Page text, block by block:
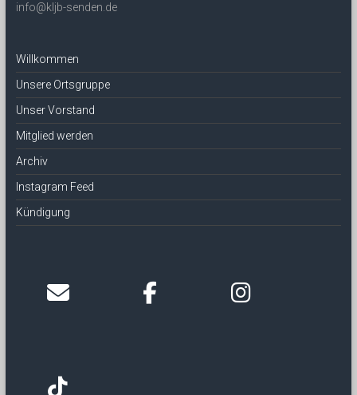
info@kljb-senden.de
Willkommen
Unsere Ortsgruppe
Unser Vorstand
Mitglied werden
Archiv
Instagram Feed
Kündigung